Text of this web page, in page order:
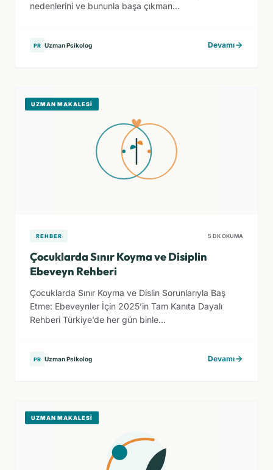
nedenlerini ve bununla başa çıkman...
PR Uzman Psikolog Devamı
UZMAN MAKALESI
REHBER 5 DK OKUMA
Çocuklarda Sınır Koyma ve Disiplin
Ebeveyn Rehberi
Çocuklarda Sınır Koyma ve Dislin Sorunlarıyla Baş
Etme: Ebeveynler İçin 2025’in Tam Kanıta Dayalı
Rehberi Türkiye’de her gün binle...
PR Uzman Psikolog Devamı
UZMAN MAKALESI